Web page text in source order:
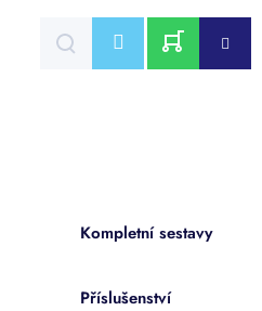
NÁKUPNÍ
Kompletní sestavy
Příslušenství